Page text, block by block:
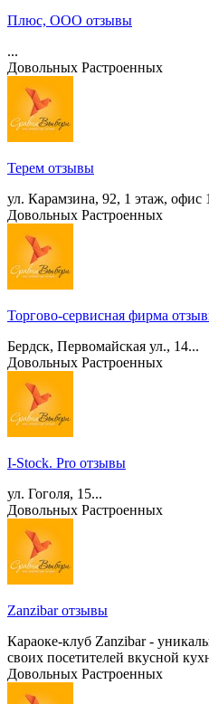
Плюс, ООО отзывы
...
Довольных Растроенных
Терем отзывы
ул. Карамзина, 92, 1 этаж, офис
Довольных Растроенных
Торгово-сервисная фирма
Бердск, Первомайская ул., 14...
Довольных Растроенных
I-Stock. Pro отзывы
ул. Гоголя, 15...
Довольных Растроенных
Zanzibar отзывы
Караоке-клуб Zanzibar -
своих посетителей вкусной
Довольных Растроенных